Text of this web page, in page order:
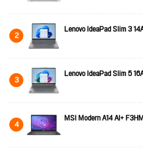
2 Lenovo IdeaPad Slim 3
3 Lenovo IdeaPad Slim 5
4 MSI Modern A14 AI+